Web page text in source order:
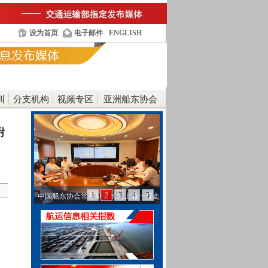
设为首页 电子邮件 ENGLISH
分支机构 视频专区 亚洲船东协会
中国船东协会常务副会长刘上海一行走
访工银金融租赁…
1 2 3 4 5